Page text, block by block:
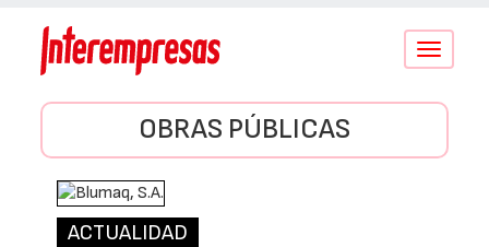
Conmutar
OBRAS PÚBLICAS
ACTUALIDAD